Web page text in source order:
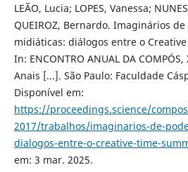
LEÃO, Lucia; LOPES, Vanessa;
QUEIROZ, Bernardo. Imaginários
midiáticas: diálogos entre o
In: ENCONTRO ANUAL DA
Anais [...]. São Paulo: Faculdade
Disponível em:
https://proceedings.science/
2017/trabalhos/imaginarios-de-
dialogos-entre-o-creative-time-
em: 3 mar. 2025.